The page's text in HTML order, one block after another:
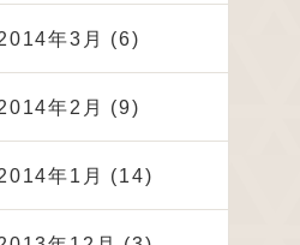
年3月 (6)
年2月 (9)
年1月 (14)